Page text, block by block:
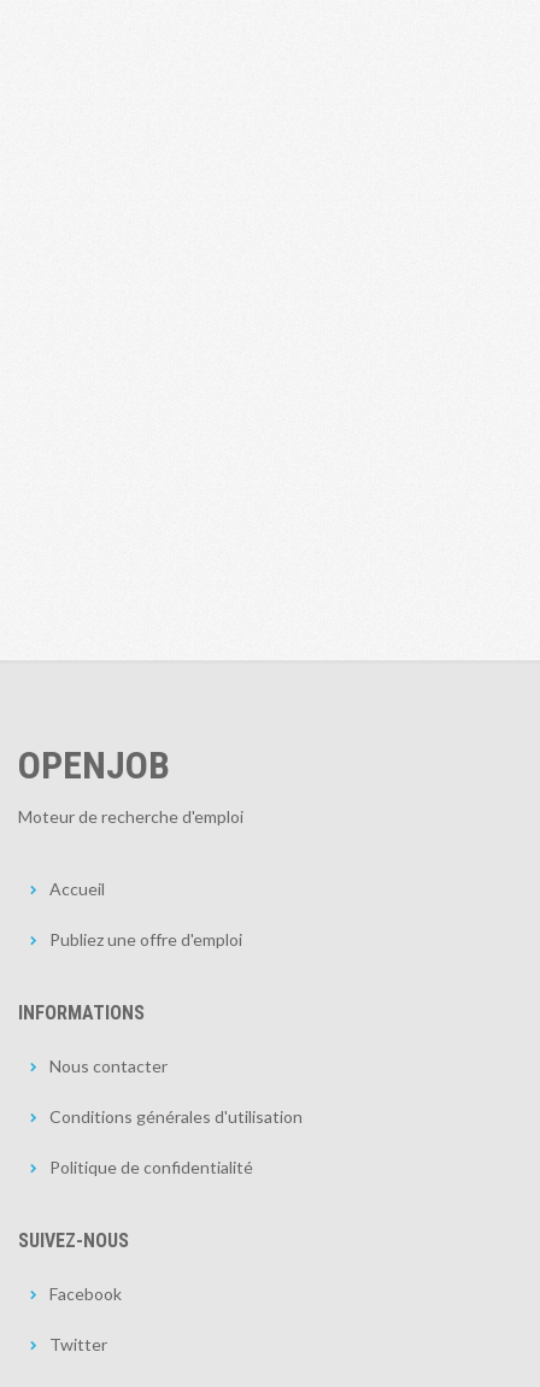
OPENJOB
Moteur de recherche d'emploi
Accueil
Publiez une offre d'emploi
INFORMATIONS
Nous contacter
Conditions générales d'utilisation
Politique de confidentialité
SUIVEZ-NOUS
Facebook
Twitter